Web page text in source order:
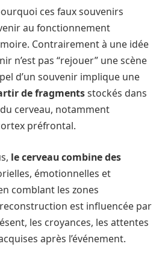
ces faux souvenirs
au fonctionnement
Contrairement à une idée
n’est pas “rejouer” une scène
d’un souvenir implique une
de fragmentsstockés dans
cerveau, notamment
préfrontal.
le cerveau combine des
émotionnelles et
comblant les zones
est influencée par
les croyances, les attentes
après l’événement.